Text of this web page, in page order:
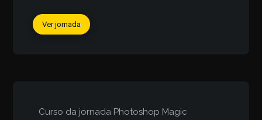
Ver jornada
Curso da jornada Photoshop Magic